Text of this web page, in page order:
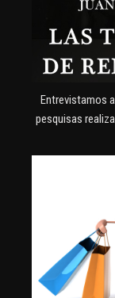
Entrevistamos a
pesquisas